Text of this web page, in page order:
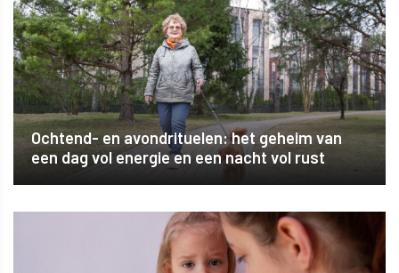
Ochtend- en avondrituelen: het geheim van
een dag vol energie en een nacht vol rust